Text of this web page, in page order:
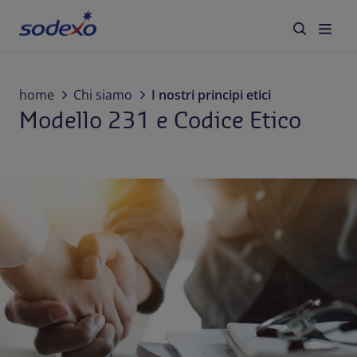
Servizi e Brand
Sostenibilità
Lavora con noi
home Chi siamo I nostri principi etici
Modello 231 e Codice Etico